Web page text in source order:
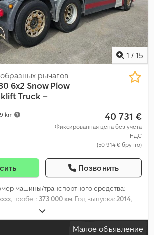
1 / 15
km
рычагов
6x2 Snow Plow
Truck –
40 731 €
Фиксированная цена без учета
НДС
(50 914 € брутто)
Позвонить
машины/транспортного средства:
, пробег: 373 000 км, Год выпуска:2014,
Малое объявление